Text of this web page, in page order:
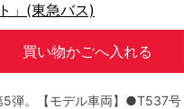
」(東急バス)
買い物かごへ入れる
5弾。【モデル車両】●T537号